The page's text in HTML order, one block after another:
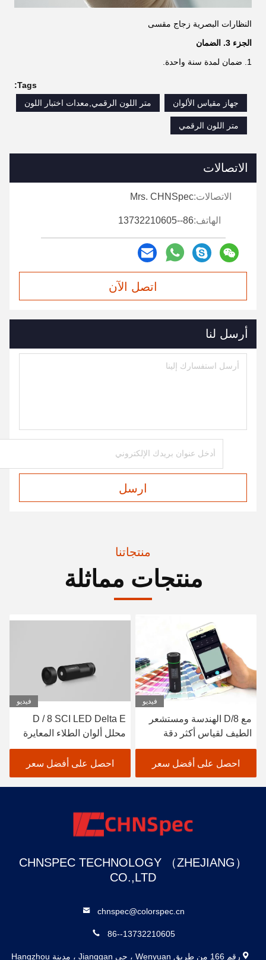
النظارات البصرية زجاج مقسى
الجزء 3. الضمان
1. ضمان لمدة سنة واحدة.
Tags:
جهاز مقياس الألوان
متر اللون الرقمي,معدات اختبار اللون
متر اللون الرقمي
الاتصالات
الاتصالات:Mrs. CHNSpec
الهاتف:86--13732210605
اتصل الآن
أرسل لنا
ارسل
منتجاتنا
منتجات مماثلة
فيديو
مع D/8 الهندسة ومستشعر
الطيف لقياس أكثر دقة
احصل على أفضل سعر
فيديو
D / 8 SCI LED Delta E
محلل ألوان الطلاء المعايرة
التلقائية لمقياس الألوان
احصل على أفضل سعر
CHNSPEC TECHNOLOGY （ZHEJIANG）
CO.,LTD
chnspec@colorspec.cn
86--13732210605
رقم 166 من طريق Wenyuan ، حي Jianggan ، مدينة Hangzhou